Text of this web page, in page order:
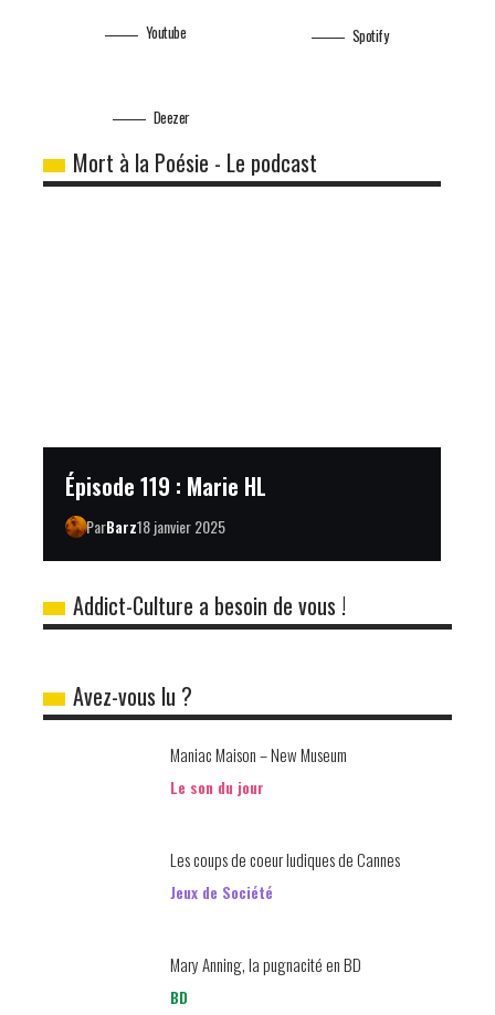
Youtube Spotify
Deezer
Mort à la Poésie - Le podcast
Épisode 119 : Marie HL
ParBarz18 janvier 2025
Addict-Culture a besoin de vous !
Avez-vous lu ?
Maniac Maison – New Museum
Le son du jour
Les coups de coeur ludiques de Cannes
Jeux de Société
Mary Anning, la pugnacité en BD
BD